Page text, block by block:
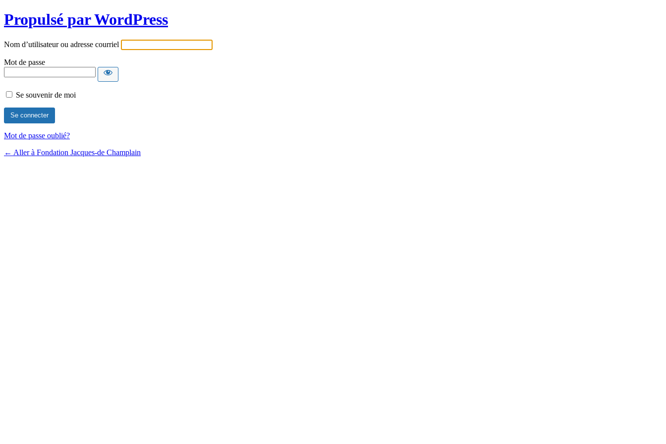
Propulsé par WordPress
Nom d’utilisateur ou adresse courriel
Mot de passe
Se souvenir de moi
Mot de passe oublié?
← Aller à Fondation Jacques-de Champlain